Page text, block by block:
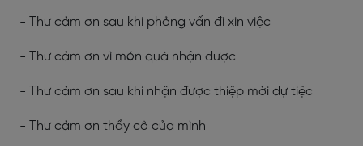
- Thư cảm ơn sau khi phỏng vấn đi xin việc
- Thư cảm ơn vì món quà nhận được
- Thư cảm ơn sau khi nhận được thiệp mời dự tiệc
- Thư cảm ơn thầy cô của mình